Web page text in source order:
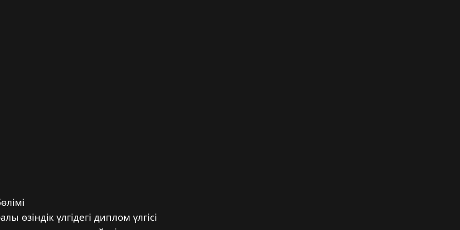
өзіндік үлгідегі диплом үлгісі